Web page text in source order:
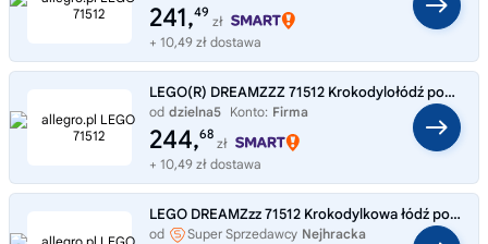
241,49
zł
+ 10,49 zł dostawa
LEGO(R) DREAMZZZ 71512 Krokodylołódź podwodna
od dzielna5 Konto: Firma
244,68
zł
+ 10,49 zł dostawa
LEGO DREAMZzz 71512 Krokodylkowa łódź podwodna
od Super Sprzedawcy Nejhracka